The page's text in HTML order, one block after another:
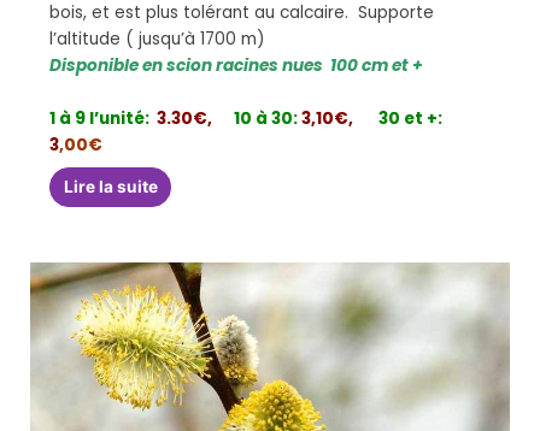
bois, et est plus tolérant au calcaire. Supporte
l’altitude ( jusqu’à 1700 m)
Disponible en scion racines nues 100 cm et +
1 à 9 l’unité: 3.30€, 10 à 30:3,10€,
30 et +:
3,00€
Lire la suite